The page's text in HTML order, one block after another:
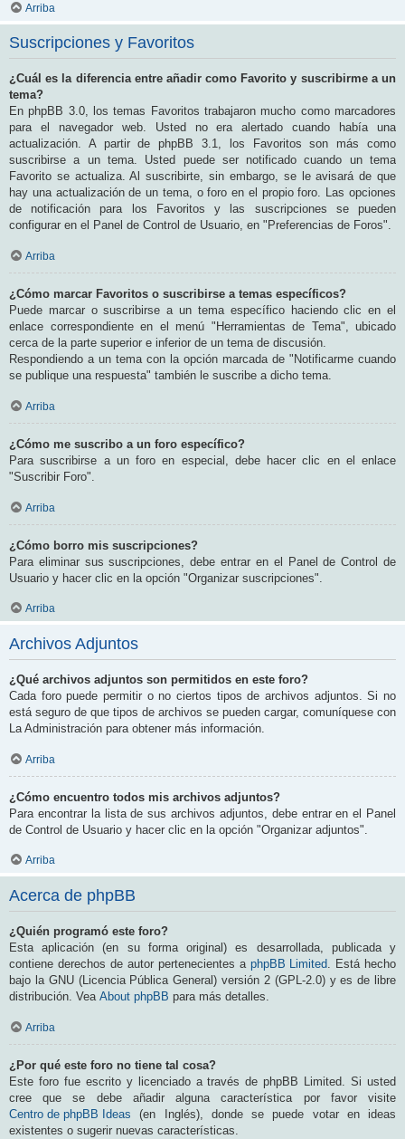
Arriba
Suscripciones y Favoritos
¿Cuál es la diferencia entre añadir como Favorito y suscribirme a un
tema?
En phpBB 3.0, los temas Favoritos trabajaron mucho como marcadores
para el navegador web. Usted no era alertado cuando había una
actualización. A partir de phpBB 3.1, los Favoritos son más como
suscribirse a un tema. Usted puede ser notificado cuando un tema
Favorito se actualiza. Al suscribirte, sin embargo, se le avisará de que
hay una actualización de un tema, o foro en el propio foro. Las opciones
de notificación para los Favoritos y las suscripciones se pueden
configurar en el Panel de Control de Usuario, en "Preferencias de Foros".
Arriba
¿Cómo marcar Favoritos o suscribirse a temas específicos?
Puede marcar o suscribirse a un tema específico haciendo clic en el
enlace correspondiente en el menú "Herramientas de Tema", ubicado
cerca de la parte superior e inferior de un tema de discusión.
Respondiendo a un tema con la opción marcada de "Notificarme cuando
se publique una respuesta" también le suscribe a dicho tema.
Arriba
¿Cómo me suscribo a un foro específico?
Para suscribirse a un foro en especial, debe hacer clic en el enlace
"Suscribir Foro".
Arriba
¿Cómo borro mis suscripciones?
Para eliminar sus suscripciones, debe entrar en el Panel de Control de
Usuario y hacer clic en la opción "Organizar suscripciones".
Arriba
Archivos Adjuntos
¿Qué archivos adjuntos son permitidos en este foro?
Cada foro puede permitir o no ciertos tipos de archivos adjuntos. Si no
está seguro de que tipos de archivos se pueden cargar, comuníquese con
La Administración para obtener más información.
Arriba
¿Cómo encuentro todos mis archivos adjuntos?
Para encontrar la lista de sus archivos adjuntos, debe entrar en el Panel
de Control de Usuario y hacer clic en la opción "Organizar adjuntos".
Arriba
Acerca de phpBB
¿Quién programó este foro?
Esta aplicación (en su forma original) es desarrollada, publicada y
contiene derechos de autor pertenecientes a phpBB Limited. Está hecho
bajo la GNU (Licencia Pública General) versión 2 (GPL-2.0) y es de libre
distribución. Vea About phpBB para más detalles.
Arriba
¿Por qué este foro no tiene tal cosa?
Este foro fue escrito y licenciado a través de phpBB Limited. Si usted
cree que se debe añadir alguna característica por favor visite
Centro de phpBB Ideas (en Inglés), donde se puede votar en ideas
existentes o sugerir nuevas características.